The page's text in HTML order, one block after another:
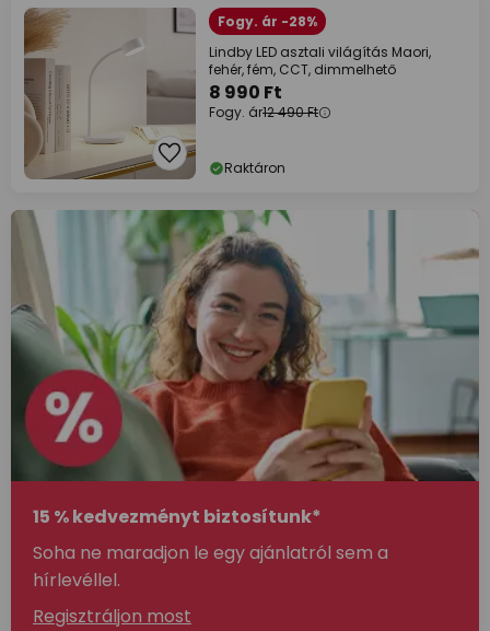
Fogy. ár -28%
Lindby LED asztali világítás Maori,
fehér, fém, CCT, dimmelhető
8 990 Ft
Fogy. ár12 490 Ft
Raktáron
15 % kedvezményt biztosítunk*
Soha ne maradjon le egy ajánlatról sem a
hírlevéllel.
Regisztráljon most